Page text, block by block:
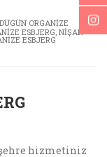
DÜGÜN ORGANIZE
ESBJERG NIŞAN
ESBJERG
hizmetiniz